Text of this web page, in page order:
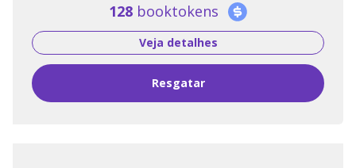
128 booktokens
Veja detalhes
Resgatar